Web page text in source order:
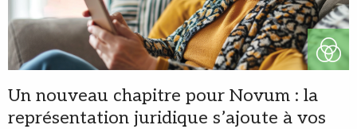
Un nouveau chapitre pour Novum : la
représentation juridique s’ajoute à vos